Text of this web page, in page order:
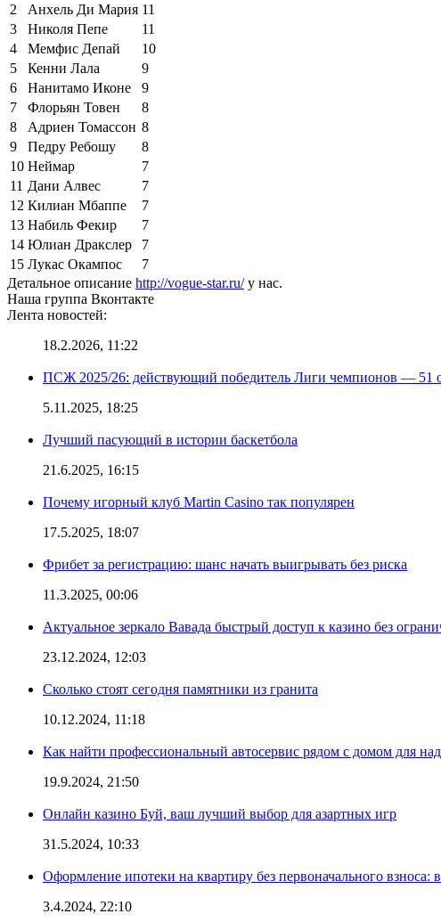
2
Анхель Ди Мария 11
3
Николя Пепе
11
4
Мемфис Депай
10
5
Кенни Лала
9
6
Нанитамо Иконе
9
7
Флорьян Товен
8
8
Адриен Томассон 8
9
Педру Ребошу
8
10 Неймар
7
11 Дани Алвес
7
12 Килиан Мбаппе
7
13 Набиль Фекир
7
14 Юлиан Дракслер
7
15 Лукас Окампос
7
Детальное описание http://vogue-star.ru/у нас.
Наша группа Вконтакте
Лента новостей:
18.2.2026, 11:22
ПСЖ 2025/26: действующий победитель Лиги чемпионов — 51
5.11.2025, 18:25
Лучший пасующий в истории баскетбола
21.6.2025, 16:15
Почему игорный клуб Martin Casino так популярен
17.5.2025, 18:07
Фрибет за регистрацию: шанс начать выигрывать без риска
11.3.2025, 00:06
Актуальное зеркало Вавада быстрый доступ к казино без
23.12.2024, 12:03
Сколько стоят сегодня памятники из гранита
10.12.2024, 11:18
Как найти профессиональный автосервис рядом с домом для
19.9.2024, 21:50
Онлайн казино Буй, ваш лучший выбор для азартных игр
31.5.2024, 10:33
Оформление ипотеки на квартиру без первоначального взноса:
3.4.2024, 22:10